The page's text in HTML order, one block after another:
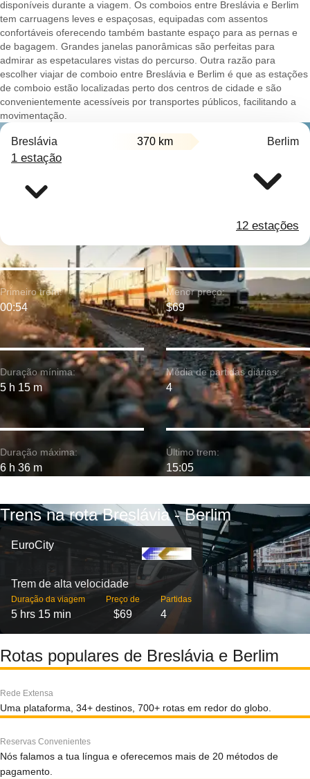
disponíveis durante a viagem. Os comboios entre Breslávia e Berlim
tem carruagens leves e espaçosas, equipadas com assentos
confortáveis oferecendo também bastante espaço para as pernas e
de bagagem. Grandes janelas panorâmicas são perfeitas para
admirar as espetaculares vistas do percurso. Outra razão para
escolher viajar de comboio entre Breslávia e Berlim é que as estações
de comboio estão localizadas perto dos centros de cidade e são
convenientemente acessíveis por transportes públicos, facilitando a
movimentação.
Breslávia 370 km Berlim
1 estação
12 estações
Duração mínima:
5 h 15 m
Primeiro trem:
00:54
Duração máxima:
6 h 36 m
Menor preço:
$69
Média de partidas diárias:
4
Último trem:
15:05
Trens na rota Breslávia - Berlim
EuroCity
Trem de alta velocidade
Duração da viagem
5 hrs 15 min
Preço de
$69
Partidas
4
Rotas populares de Breslávia e Berlim
Rede Extensa
Uma plataforma, 34+ destinos, 700+ rotas em redor do globo.
Reservas Convenientes
Nós falamos a tua língua e oferecemos mais de 20 métodos de
pagamento.